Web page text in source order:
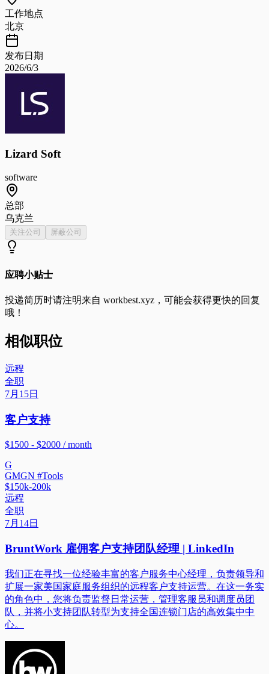
工作地点
北京
发布日期
2026/6/3
Lizard Soft
software
总部
乌克兰
关注公司 屏蔽公司
应聘小贴士
投递简历时请注明来自 workbest.xyz ，可能会获得更快的回复
哦！
相似职位
远程
全职
7月15日
客户支持
$1500 - $2000 / month
G
GMGN #Tools
$150k-200k
远程
全职
7月14日
BruntWork 雇佣客户支持团队经理 | LinkedIn
我们正在寻找一位经验丰富的客户服务中心经理，负责领导和
扩展一家美国家庭服务组织的远程客户支持运营。在这一务实
的角色中，您将负责监督日常运营，管理客服员和调度员团
队，并将小支持团队转型为支持全国连锁门店的高效集中中
心。